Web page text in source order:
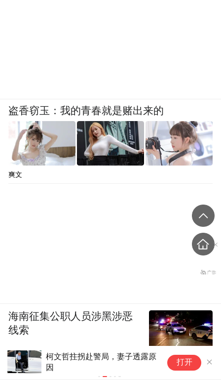
柯文哲拄拐赴警局，妻子透露原
因
打开
盗香窃玉：我的青春就是赌出来的
爽文
海南征集公职人员涉黑涉恶
线索